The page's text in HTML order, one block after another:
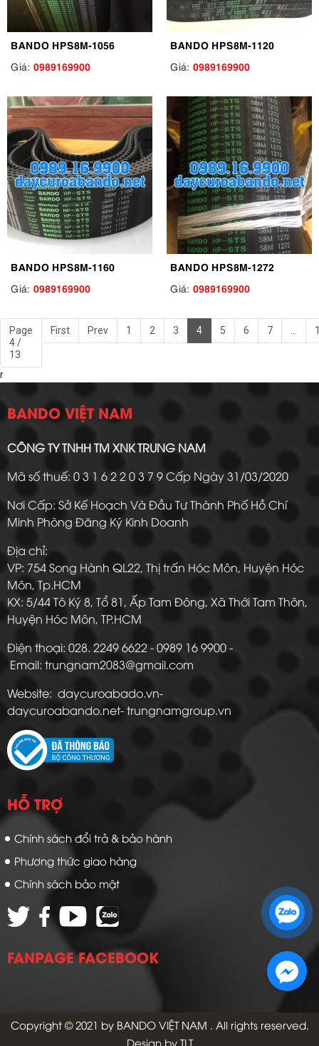
BANDO HPS8M-1056
Giá: 0989169900
BANDO HPS8M-1120
Giá: 0989169900
BANDO HPS8M-1160
Giá: 0989169900
BANDO HPS8M-1272
Giá: 0989169900
Page
4 /
13
First Prev 1 2 3 4 5 6 7 ...
r
BANDO VIỆT NAM
CÔNG TY TNHH TM XNK TRUNG NAM
Mã số thuế: 0 3 1 6 2 2 0 3 7 9 Cấp Ngày 31/03/2020
Nơi Cấp: Sở Kế Hoạch Và Đầu Tư Thành Phố Hồ Chí
Minh Phòng Đăng Ký Kinh Doanh
Địa chỉ:
VP: 754 Song Hành QL22, Thị trấn Hóc Môn, Huyện Hóc
Môn, Tp.HCM
KX: 5/44 Tô Ký 8, Tổ 81, Ấp Tam Đông, Xã Thới Tam Thôn,
Huyện Hóc Môn, TP.HCM
Điện thoại: 028. 2249 6622 - 0989 16 9900 -
Email: trungnam2083@gmail.com
Website: daycuroabado.vn-
daycuroabando.net- trungnamgroup.vn
HỖ TRỢ
Chính sách đổi trả & bảo hành
Phương thức giao hàng
Chính sách bảo mật
FANPAGE FACEBOOK
Copyright © 2021 by BANDO VIỆT NAM . All rights reserved.
Design by TLT
Zalo 2: 0972 14 9900